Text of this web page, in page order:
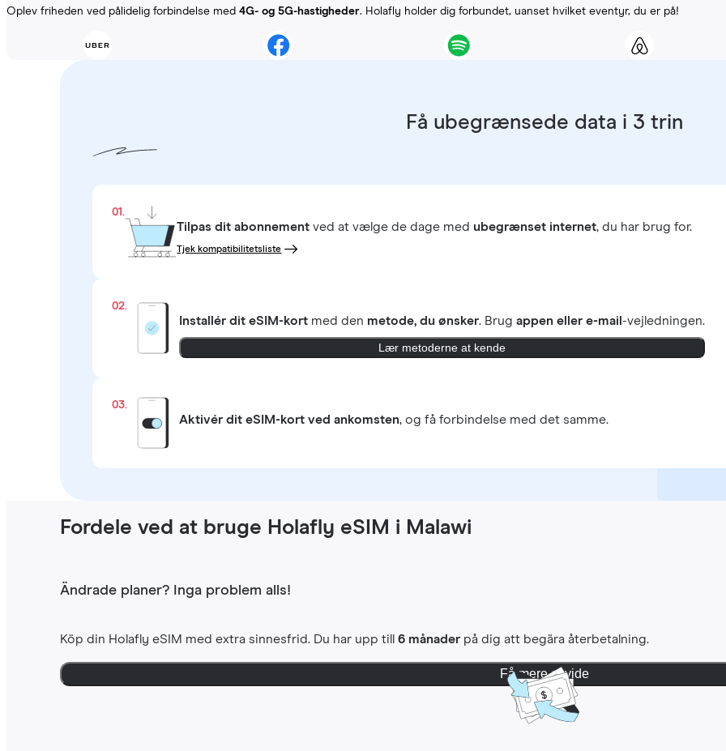
Oplev friheden ved pålidelig forbindelse med 4G- og 5G-hastigheder. Holafly holder dig forbundet, uanset hvilket eventyr, du er på!
Få ubegrænsede data i 3 trin
01.
Tilpas dit abonnement ved at vælge de dage med ubegrænset internet, du har brug for.
Tjek kompatibilitetsliste
02.
Installér dit eSIM-kort med den metode, du ønsker. Brugappen eller e-mail-vejledningen.
Lær metoderne at kende
03.
Aktivér dit eSIM-kort ved ankomsten, og få forbindelse med det samme.
Fordele ved at bruge Holafly eSIM i Malawi
Ändrade planer? Inga problem alls!
Köp din Holafly eSIM med extra sinnesfrid. Du har upp till6 månader på dig att begära återbetalning.
Få mere at vide